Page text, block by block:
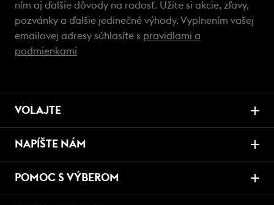
ním aj ďalšie dôvody na radosť. Užite si akcie, zľavy,
pozvánky a ďalšie jedinečné výhody. Vyplnením vašej
emailovej adresy súhlasíte s pravidlami a
podmienkami
VOLAJTE
NAPÍŠTE NÁM
POMOC S VÝBEROM